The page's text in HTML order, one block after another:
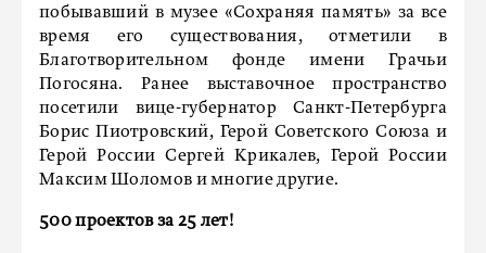
побывавший в музее «Сохраняя память» за все
время его существования, отметили в
Благотворительном фонде имени Грачьи
Погосяна. Ранее выставочное пространство
посетили вице-губернатор Санкт-Петербурга
Борис Пиотровский, Герой Советского Союза и
Герой России Сергей Крикалев, Герой России
Максим Шоломов и многие другие.
500 проектов за 25 лет!